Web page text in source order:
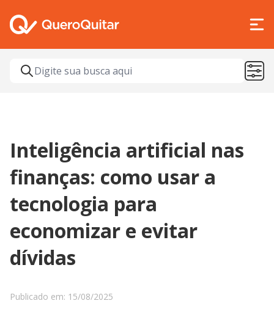
Inteligência artificial nas
finanças: como usar a
tecnologia para
economizar e evitar
dívidas
Publicado em: 15/08/2025